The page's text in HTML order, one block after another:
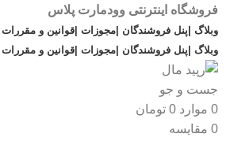
فروشگاه اینترنتی وودمارت پلاس
وبلاگ | پنل فروشندگان | مجوزات | قوانین و مقررات |
وبلاگ | پنل فروشندگان | مجوزات | قوانین و مقررات |
جست و جو
0 موارد 0 تومان
0 مقایسه